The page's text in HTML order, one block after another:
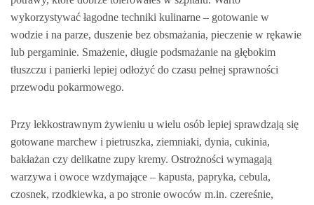
wykorzystywać łagodne techniki kulinarne – gotowanie w
wodzie i na parze, duszenie bez obsmażania, pieczenie w rękawie
lub pergaminie. Smażenie, długie podsmażanie na głębokim
tłuszczu i panierki lepiej odłożyć do czasu pełnej sprawności
przewodu pokarmowego.
Przy lekkostrawnym żywieniu u wielu osób lepiej sprawdzają się
gotowane marchew i pietruszka, ziemniaki, dynia, cukinia,
bakłażan czy delikatne zupy kremy. Ostrożności wymagają
warzywa i owoce wzdymające – kapusta, papryka, cebula,
czosnek, rzodkiewka, a po stronie owoców m.in. czereśnie,